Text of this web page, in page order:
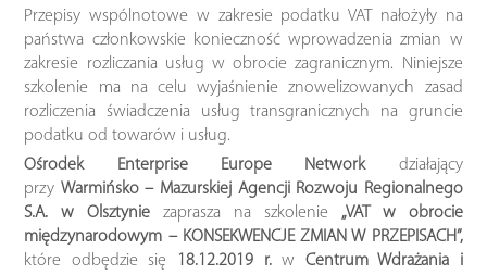
Przepisy wspólnotowe w zakresie podatku VAT nałożyły na
państwa członkowskie konieczność wprowadzenia zmian w
zakresie rozliczania usług w obrocie zagranicznym. Niniejsze
szkolenie ma na celu wyjaśnienie znowelizowanych zasad
rozliczenia świadczenia usług transgranicznych na gruncie
podatku od towarów i usług.
Ośrodek Enterprise Europe Networkdziałający
przy Warmińsko – Mazurskiej Agencji Rozwoju Regionalnego
S.A. w Olsztynie zaprasza na szkolenie „VAT w obrocie
międzynarodowym – KONSEKWENCJE ZMIAN W PRZEPISACH”,
które odbędzie się
18.12.2019 r.w Centrum Wdrażania i